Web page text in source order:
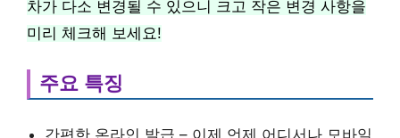
차가 다소 변경될 수 있으니 크고 작은 변경 사항을
미리 체크해 보세요!
주요 특징
간편한 온라인 발급 – 이제 언제 어디서나 모바일